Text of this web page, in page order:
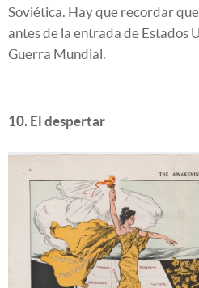
Soviética. Hay que recordar
antes de la entrada de Estados
Guerra Mundial.
10. El despertar